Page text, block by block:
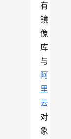
有
镜
像
库
与
阿
里
云
对
象